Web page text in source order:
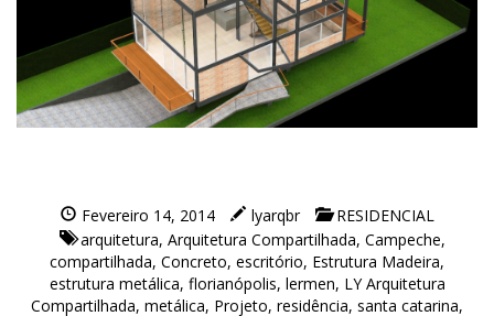
Fevereiro 14, 2014 lyarqbr
RESIDENCIAL
arquitetura, Arquitetura Compartilhada, Campeche,
compartilhada, Concreto, escritório, Estrutura Madeira,
estrutura metálica, florianópolis, lermen, LY Arquitetura
Compartilhada, metálica, Projeto, residência, santa catarina,